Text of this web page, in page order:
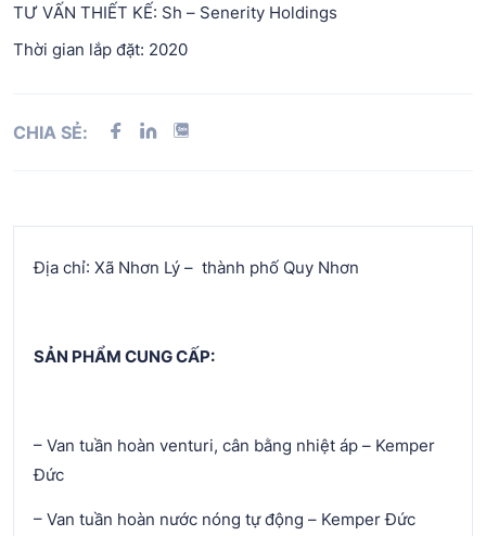
TƯ VẤN THIẾT KẾ: Sh – Senerity Holdings
Thời gian lắp đặt: 2020
CHIA SẺ:
Địa chỉ: Xã Nhơn Lý – thành phố Quy Nhơn
SẢN PHẨM CUNG CẤP:
– Van tuần hoàn venturi, cân bằng nhiệt áp – Kemper
Đức
– Van tuần hoàn nước nóng tự động – Kemper Đức